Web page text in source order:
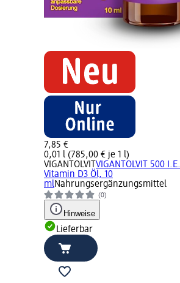
7,85 €
0,01 l (785,00 € je 1 l)
VIGANTOLVITVIGANTOLVIT 500
Vitamin D3 Öl, 10
mlNahrungsergänzungsmittel
(0)
Hinweise
Lieferbar